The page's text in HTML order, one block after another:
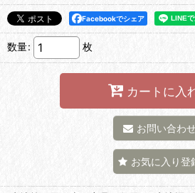
Facebookでシェア
数量: 枚
カートに入
お問い合わ
お気に入り登